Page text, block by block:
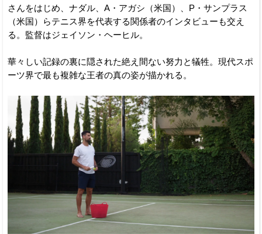
さんをはじめ、ナダル、A・アガシ（米国）、P・サンプラス
（米国）らテニス界を代表する関係者のインタビューも交え
る。監督はジェイソン・ヘーヒル。
華々しい記録の裏に隠された絶え間ない努力と犠牲。現代スポ
ーツ界で最も複雑な王者の真の姿が描かれる。